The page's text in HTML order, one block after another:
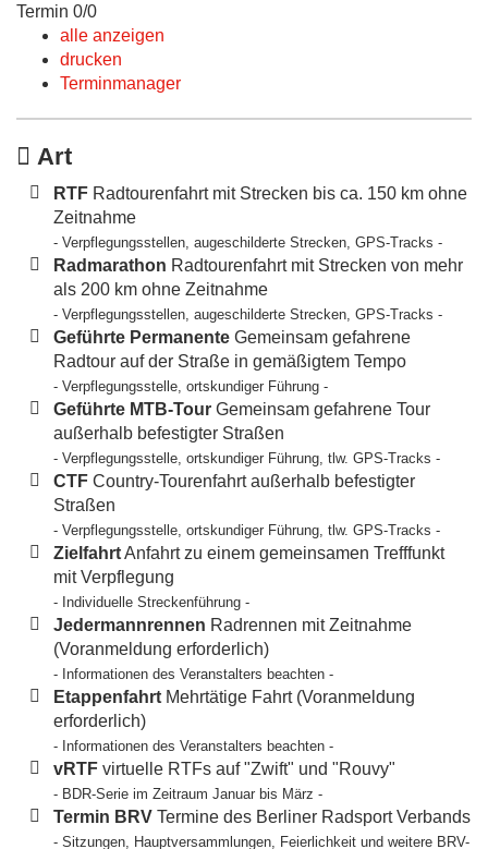
Termin 0/0
alle anzeigen
drucken
Terminmanager
Art
RTF Radtourenfahrt mit Strecken bis ca. 150 km ohne
Zeitnahme
- Verpflegungsstellen, augeschilderte Strecken, GPS-Tracks -
Radmarathon Radtourenfahrt mit Strecken von mehr
als 200 km ohne Zeitnahme
- Verpflegungsstellen, augeschilderte Strecken, GPS-Tracks -
Geführte Permanente Gemeinsam gefahrene
Radtour auf der Straße in gemäßigtem Tempo
- Verpflegungsstelle, ortskundiger Führung -
Geführte MTB-Tour Gemeinsam gefahrene Tour
außerhalb befestigter Straßen
- Verpflegungsstelle, ortskundiger Führung, tlw. GPS-Tracks -
CTF Country-Tourenfahrt außerhalb befestigter
Straßen
- Verpflegungsstelle, ortskundiger Führung, tlw. GPS-Tracks -
ZielfahrtAnfahrt zu einem gemeinsamen Trefffunkt
mit Verpflegung
- Individuelle Streckenführung -
Jedermannrennen Radrennen mit Zeitnahme
(Voranmeldung erforderlich)
- Informationen des Veranstalters beachten -
Etappenfahrt Mehrtätige Fahrt (Voranmeldung
erforderlich)
- Informationen des Veranstalters beachten -
vRTF virtuelle RTFs auf "Zwift" und "Rouvy"
- BDR-Serie im Zeitraum Januar bis März -
Termin BRV Termine des Berliner Radsport Verbands
- Sitzungen, Hauptversammlungen, Feierlichkeit und weitere BRV-